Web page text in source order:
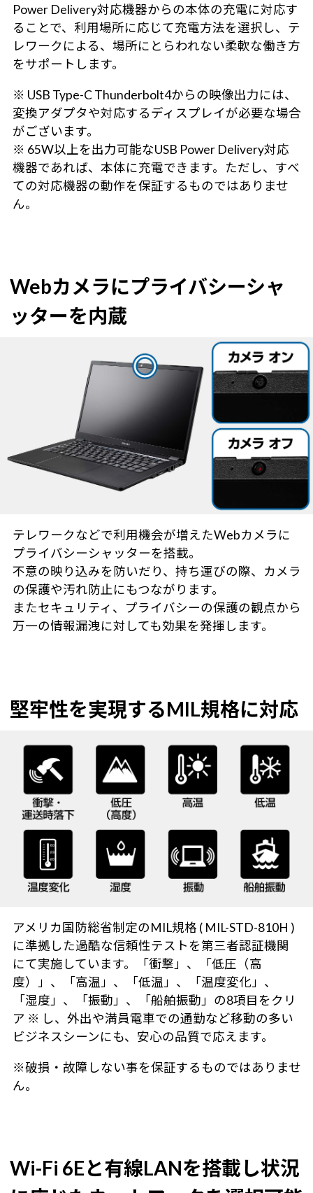
Power Delivery対応機器からの本体の充電に対応す
ることで、利用場所に応じて充電方法を選択し、テ
レワークによる、場所にとらわれない柔軟な働き方
をサポートします。
※ USB Type-C Thunderbolt4からの映像出力には、
変換アダプタや対応するディスプレイが必要な場合
がございます。
※ 65W以上を出力可能なUSB Power Delivery対応
機器であれば、本体に充電できます。ただし、すべ
ての対応機器の動作を保証するものではありませ
ん。
Webカメラにプライバシーシャ
ッターを内蔵
テレワークなどで利用機会が増えたWebカメラに
プライバシーシャッターを搭載。
不意の映り込みを防いだり、持ち運びの際、カメラ
の保護や汚れ防止にもつながります。
またセキュリティ、プライバシーの保護の観点から
万一の情報漏洩に対しても効果を発揮します。
堅牢性を実現するMIL規格に対応
アメリカ国防総省制定のMIL規格 ( MIL-STD-810H )
に準拠した過酷な信頼性テストを第三者認証機関
にて実施しています。「衝撃」、「低圧（高
度）」、「高温」、「低温」、「温度変化」、
「湿度」、「振動」、「船舶振動」の8項目をクリ
ア ※ し、外出や満員電車での通勤など移動の多い
ビジネスシーンにも、安心の品質で応えます。
※破損・故障しない事を保証するものではありませ
ん。
Wi-Fi 6Eと有線LANを搭載し状況